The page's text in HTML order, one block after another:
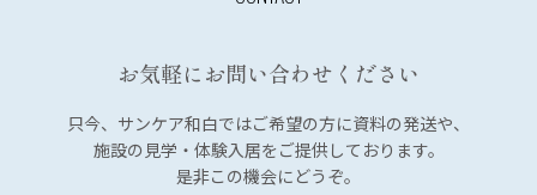
お気軽にお問い合わせください
只今、サンケア和白ではご希望の方に資料の発送や、
施設の見学・体験入居をご提供しております。
是非この機会にどうぞ。